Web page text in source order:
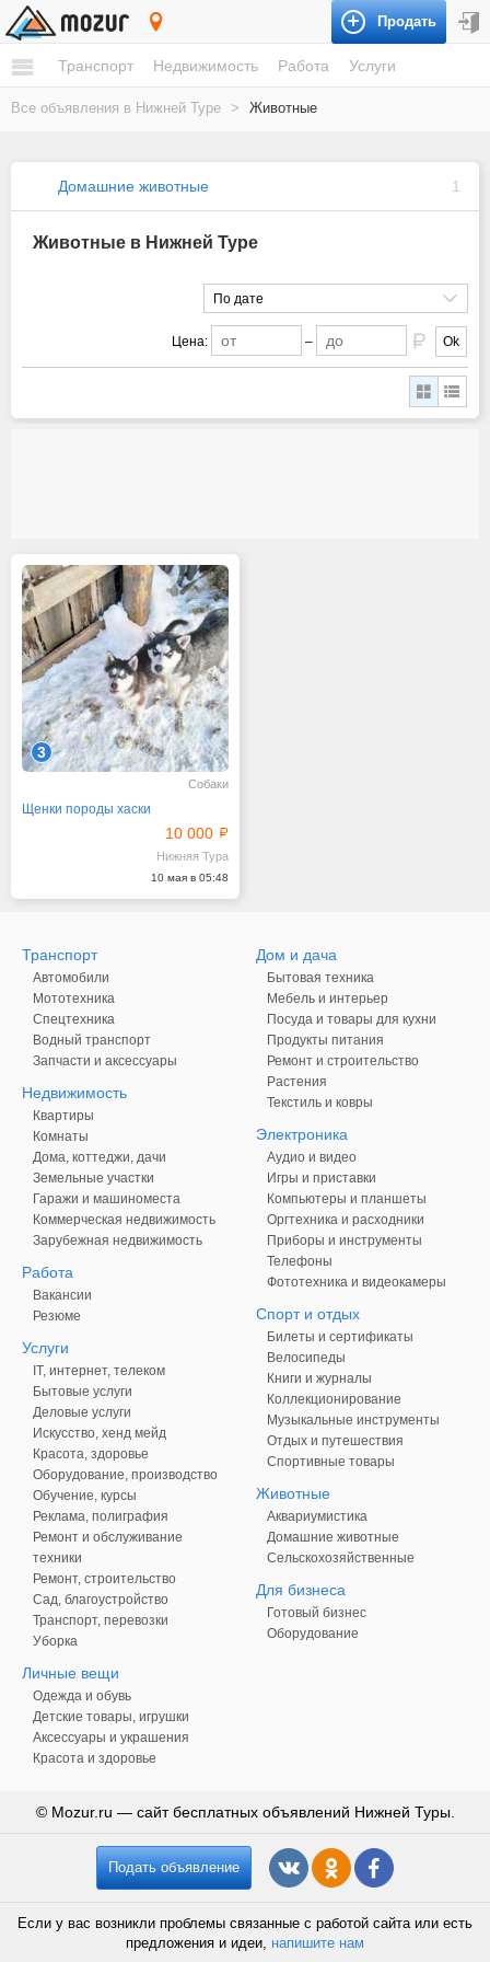
Продать
Транспорт Недвижимость Работа Услуги
Все объявления в Нижней Туре > Животные
Домашние животные 1
Животные в Нижней Туре
По дате
Цена: – Ok
3
Собаки
Щенки породы хаски
10 000
Нижняя Тура
10 мая в 05:48
Транспорт
Автомобили
Мототехника
Спецтехника
Водный транспорт
Запчасти и аксессуары
Недвижимость
Квартиры
Комнаты
Дома, коттеджи, дачи
Земельные участки
Гаражи и машиноместа
Коммерческая недвижимость
Зарубежная недвижимость
Работа
Вакансии
Резюме
Услуги
IT, интернет, телеком
Бытовые услуги
Деловые услуги
Искусство, хенд мейд
Красота, здоровье
Оборудование, производство
Обучение, курсы
Реклама, полиграфия
Ремонт и обслуживание
техники
Ремонт, строительство
Сад, благоустройство
Транспорт, перевозки
Уборка
Личные вещи
Одежда и обувь
Детские товары, игрушки
Аксессуары и украшения
Красота и здоровье
Дом и дача
Бытовая техника
Мебель и интерьер
Посуда и товары для кухни
Продукты питания
Ремонт и строительство
Растения
Текстиль и ковры
Электроника
Аудио и видео
Игры и приставки
Компьютеры и планшеты
Оргтехника и расходники
Приборы и инструменты
Телефоны
Фототехника и видеокамеры
Спорт и отдых
Билеты и сертификаты
Велосипеды
Книги и журналы
Коллекционирование
Музыкальные инструменты
Отдых и путешествия
Спортивные товары
Животные
Аквариумистика
Домашние животные
Сельскохозяйственные
Для бизнеса
Готовый бизнес
Оборудование
© Mozur.ru — сайт бесплатных объявлений Нижней Туры.
Подать объявление
Если у вас возникли проблемы связанные с работой сайта или есть
предложения и идеи, напишите нам